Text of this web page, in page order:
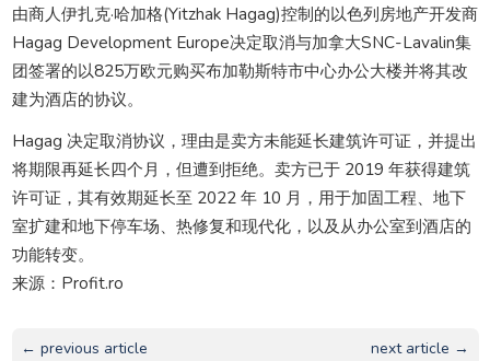
由商人伊扎克·哈加格(Yitzhak Hagag)控制的以色列房地产开发商
Hagag Development Europe决定取消与加拿大SNC-Lavalin集
团签署的以825万欧元购买布加勒斯特市中心办公大楼并将其改
建为酒店的协议。
Hagag 决定取消协议，理由是卖方未能延长建筑许可证，并提出
将期限再延长四个月，但遭到拒绝。卖方已于 2019 年获得建筑
许可证，其有效期延长至 2022 年 10 月，用于加固工程、地下
室扩建和地下停车场、热修复和现代化，以及从办公室到酒店的
功能转变。
来源：Profit.ro
← previous article next article →